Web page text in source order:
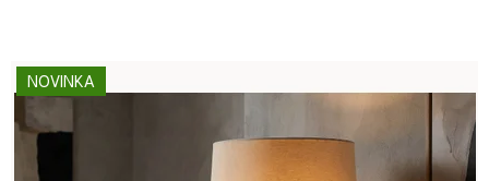
NOVINKA